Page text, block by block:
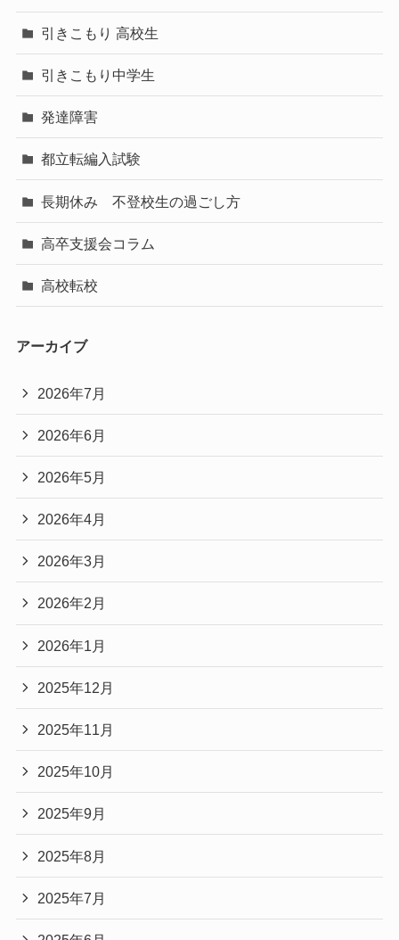
引きこもり 高校生
引きこもり中学生
発達障害
都立転編入試験
長期休み 不登校生の過ごし方
高卒支援会コラム
高校転校
アーカイブ
2026年7月
2026年6月
2026年5月
2026年4月
2026年3月
2026年2月
2026年1月
2025年12月
2025年11月
2025年10月
2025年9月
2025年8月
2025年7月